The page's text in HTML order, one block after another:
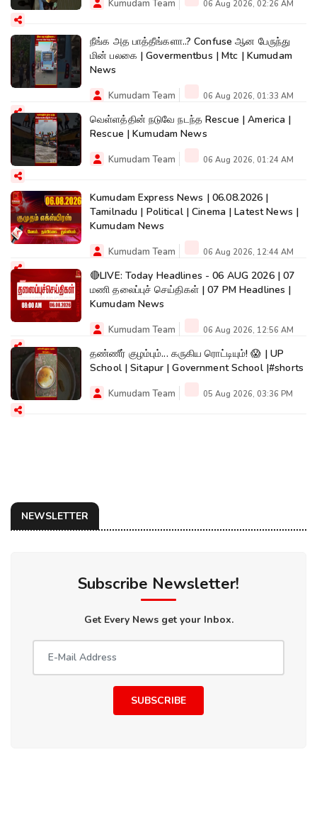
Kumudam Team 06 Aug 2026, 02:26 AM
நீங்க அத பாத்தீங்களா..? Confuse ஆன பேருந்து
மின் பலகை | Govermentbus | Mtc | Kumudam
News
Kumudam Team 06 Aug 2026, 01:33 AM
வெள்ளத்தின் நடுவே நடந்த Rescue | America |
Rescue | Kumudam News
Kumudam Team 06 Aug 2026, 01:24 AM
Kumudam Express News | 06.08.2026 |
Tamilnadu | Political | Cinema | Latest News |
Kumudam News
Kumudam Team 06 Aug 2026, 12:44 AM
🔴LIVE: Today Headlines - 06 AUG 2026 | 07
மணி தலைப்புச் செய்திகள் | 07 PM Headlines |
Kumudam News
Kumudam Team 06 Aug 2026, 12:56 AM
தண்ணீர் குழம்பும்... கருகிய ரொட்டியும்! 😱 | UP
School | Sitapur | Government School |#shorts
Kumudam Team 05 Aug 2026, 03:36 PM
NEWSLETTER
Subscribe Newsletter!
Get Every News get your Inbox.
SUBSCRIBE